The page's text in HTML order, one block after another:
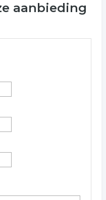
aanbieding